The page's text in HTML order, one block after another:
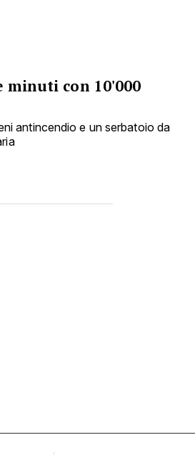
minuti con 10'000
antincendio e un serbatoio da